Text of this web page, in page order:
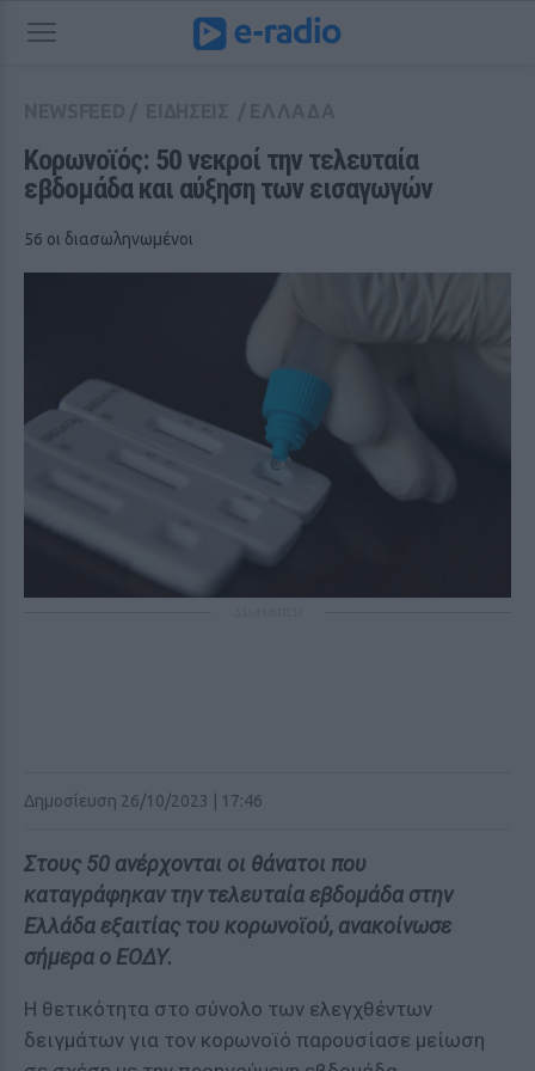
Κορωνοϊός: 50 νεκροί την τελευταία
εβδομάδα και αύξηση των εισαγωγών
56 οι διασωληνωμένοι
Δημοσίευση 26/10/2023 | 17:46
Στους 50 ανέρχονται οι θάνατοι που
καταγράφηκαν την τελευταία εβδομάδα στην
Ελλάδα εξαιτίας του κορωνοϊού, ανακοίνωσε
σήμερα ο ΕΟΔΥ.
Η θετικότητα στο σύνολο των ελεγχθέντων
δειγμάτων για τον κορωνοϊό παρουσίασε μείωση